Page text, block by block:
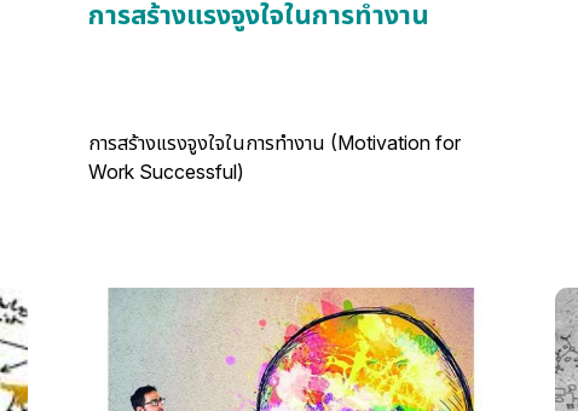
การสร้างแรงจูงใจในการทำงาน
การสร้างแรงจูงใจในการทำงาน (Motivation for
Work Successful)